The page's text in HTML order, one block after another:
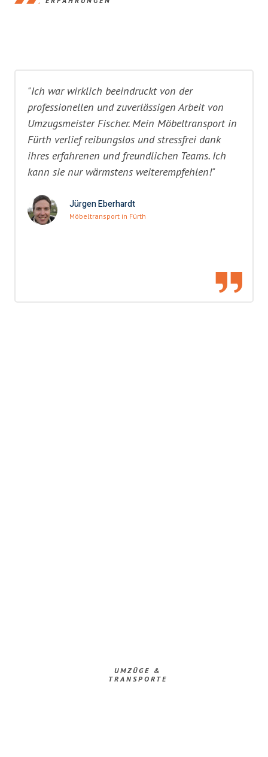
"Ich war wirklich beeindruckt von der
professionellen und zuverlässigen Arbeit von
Umzugsmeister Fischer. Mein Möbeltransport in
Fürth verlief reibungslos und stressfrei dank
ihres erfahrenen und freundlichen Teams. Ich
kann sie nur wärmstens weiterempfehlen!"
Jürgen Eberhardt
Möbeltransport in Fürth
UMZÜGE &
TRANSPORTE